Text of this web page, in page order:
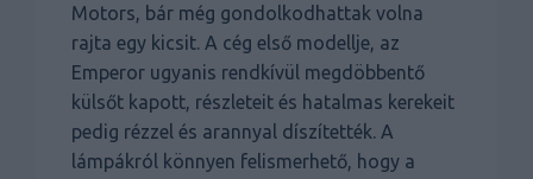
Motors, bár még gondolkodhattak volna
rajta egy kicsit. A cég első modellje, az
Emperor ugyanis rendkívül megdöbbentő
külsőt kapott, részleteit és hatalmas kerekeit
pedig rézzel és arannyal díszítették. A
lámpákról könnyen felismerhető, hogy a